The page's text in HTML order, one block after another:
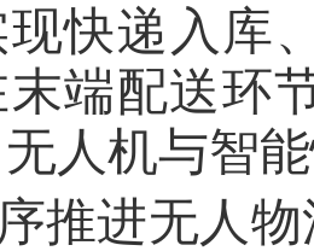
快递入库
端配送环
无人机与智
推进无人